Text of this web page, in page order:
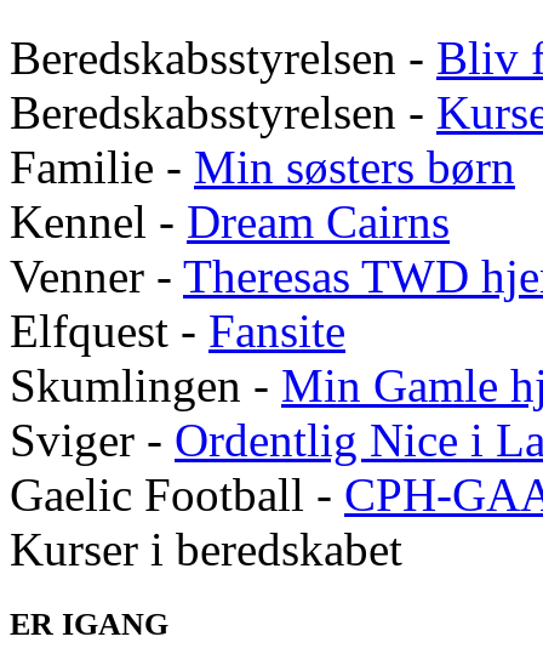
Beredskabsstyrelsen - Bliv
Beredskabsstyrelsen -
Familie - Min søsters børn
Kennel - Dream Cairns
Venner - Theresas TWD
Elfquest - Fansite
Skumlingen - Min Gamle
Sviger - Ordentlig Nice i
Gaelic Football - CPH-
Kurser i beredskabet
ER IGANG